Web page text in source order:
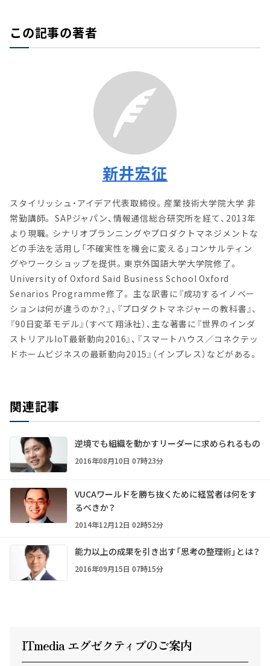
この記事の著者
新井宏征
スタイリッシュ・アイデア代表取締役。産業技術大学院大学 非
常勤講師。 SAPジャパン、情報通信総合研究所を経て、2013年
より現職。シナリオプランニングやプロダクトマネジメントな
どの手法を活用し「不確実性を機会に変える」コンサルティン
グやワークショップを提供。東京外国語大学大学院修了。
University of Oxford Said Business School Oxford
Senarios Programme修了。 主な訳書に『成功するイノベー
ションは何が違うのか？』、『プロダクトマネジャーの教科書』、
『90日変革モデル』（すべて翔泳社）、主な著書に『世界のインダ
ストリアルIoT最新動向2016』、『スマートハウス／コネクテッ
ドホームビジネスの最新動向2015』（インプレス）などがある。
関連記事
逆境でも組織を動かすリーダーに求められるもの
2016年08月10日 07時23分
VUCAワールドを勝ち抜くために経営者は何をす
るべきか？
2014年12月12日 02時52分
能力以上の成果を引き出す「思考の整理術」とは？
2016年09月15日 07時15分
ITmedia エグゼクティ ブのご案内